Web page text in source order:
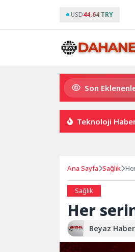
USD44.64 TRY
Son
Gupi ve Gülmeyen Kral
Teknoloji
Ana Sayfa Sağlık
Sağlık
Her
Beyaz Haber